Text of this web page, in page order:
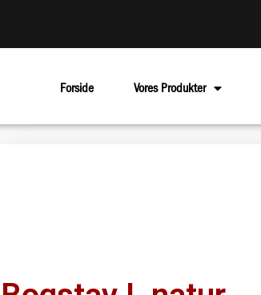
Forside Vores Produkter